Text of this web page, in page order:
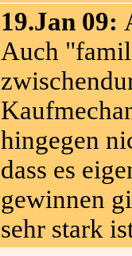
19.Jan 09:
Auch
hingegen
dass es
gewinnen
sehr stark